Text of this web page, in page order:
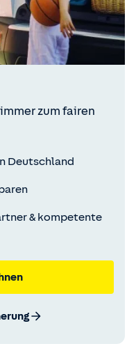
zum fairen
Deutschland
& kompetente